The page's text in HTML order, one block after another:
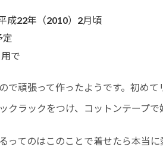
22年（2010）2月頃
定
で
で頑張って作ったようです。初め
クラックをつけ、コットンテープ
ってのはこのことで着せたら本当に